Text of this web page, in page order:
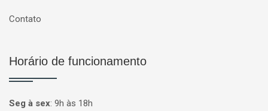
Contato
Horário de funcionamento
Seg à sex: 9h às 18h